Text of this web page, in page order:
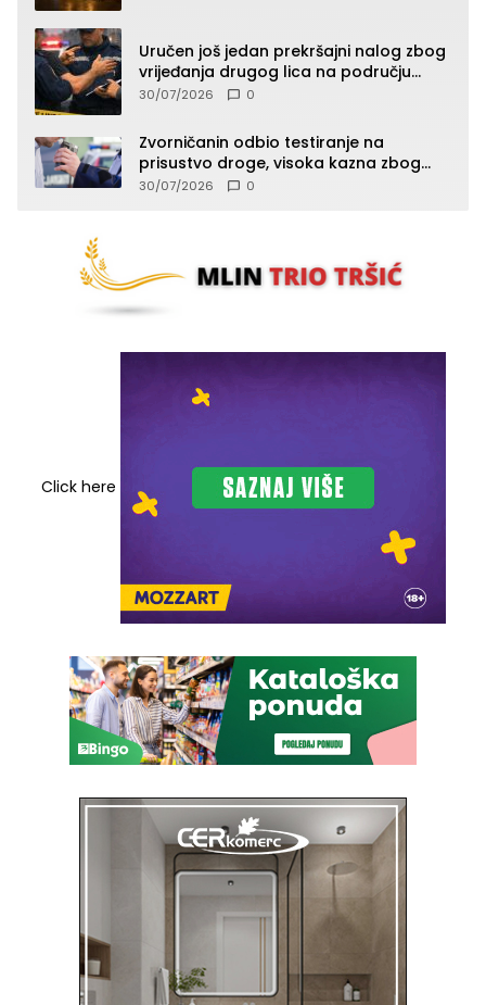
Uručen još jedan prekršajni nalog zbog
vrijeđanja drugog lica na području
Zvornika
30/07/2026 0
Zvorničanin odbio testiranje na
prisustvo droge, visoka kazna zbog
kršenja Zakona o osnovama
30/07/2026 0
Click here